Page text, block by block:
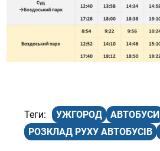
УЖГОРОД
АВТОБУСИ
РОЗКЛАД РУХУ АВТОБУСІВ